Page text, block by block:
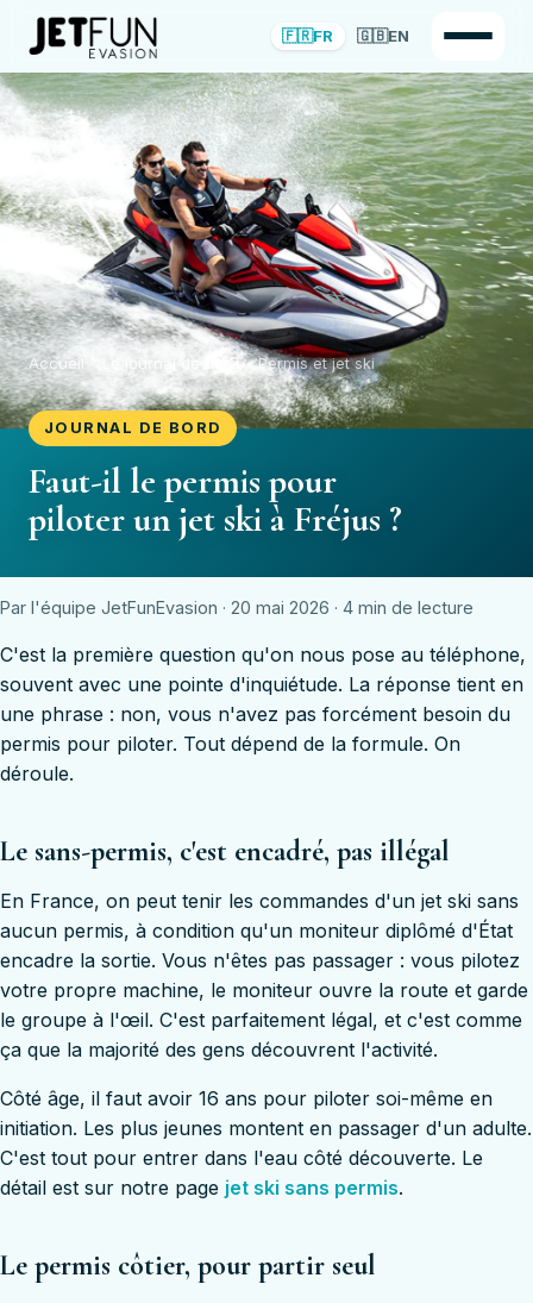
🇫🇷FR 🇬🇧EN
Accueil Le journal de bord Permis et jet ski
JOURNAL DE BORD
Faut-il le permis pour
piloter un jet ski à Fréjus ?
Par l'équipe JetFunEvasion · 20 mai 2026 · 4 min de lecture
C'est la première question qu'on nous pose au téléphone,
souvent avec une pointe d'inquiétude. La réponse tient en
une phrase : non, vous n'avez pas forcément besoin du
permis pour piloter. Tout dépend de la formule. On
déroule.
Le sans-permis, c'est encadré, pas illégal
En France, on peut tenir les commandes d'un jet ski sans
aucun permis, à condition qu'un moniteur diplômé d'État
encadre la sortie. Vous n'êtes pas passager : vous pilotez
votre propre machine, le moniteur ouvre la route et garde
le groupe à l'œil. C'est parfaitement légal, et c'est comme
ça que la majorité des gens découvrent l'activité.
Côté âge, il faut avoir 16 ans pour piloter soi-même en
initiation. Les plus jeunes montent en passager d'un adulte.
C'est tout pour entrer dans l'eau côté découverte. Le
détail est sur notre page jet ski sans permis.
Le permis côtier, pour partir seul